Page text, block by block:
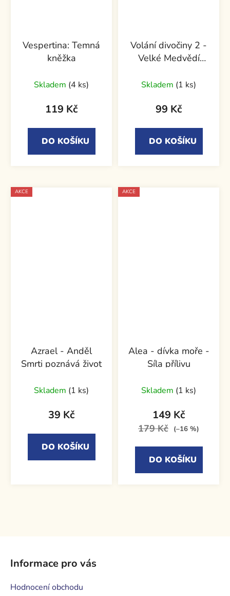
Vespertina: Temná
kněžka
Skladem (4 ks)
119 Kč
DO KOŠÍKU
Volání divočiny 2 -
Velké Medvědí
Skladem (1 ks)
99 Kč
DO KOŠÍKU
AKCE
Azrael - Anděl
Smrti poznává život
Skladem (1 ks)
39 Kč
DO KOŠÍKU
AKCE
Alea - dívka moře -
Síla přílivu
Skladem (1 ks)
149 Kč
179 Kč (–16 %)
DO KOŠÍKU
Informace pro vás
Hodnocení obchodu